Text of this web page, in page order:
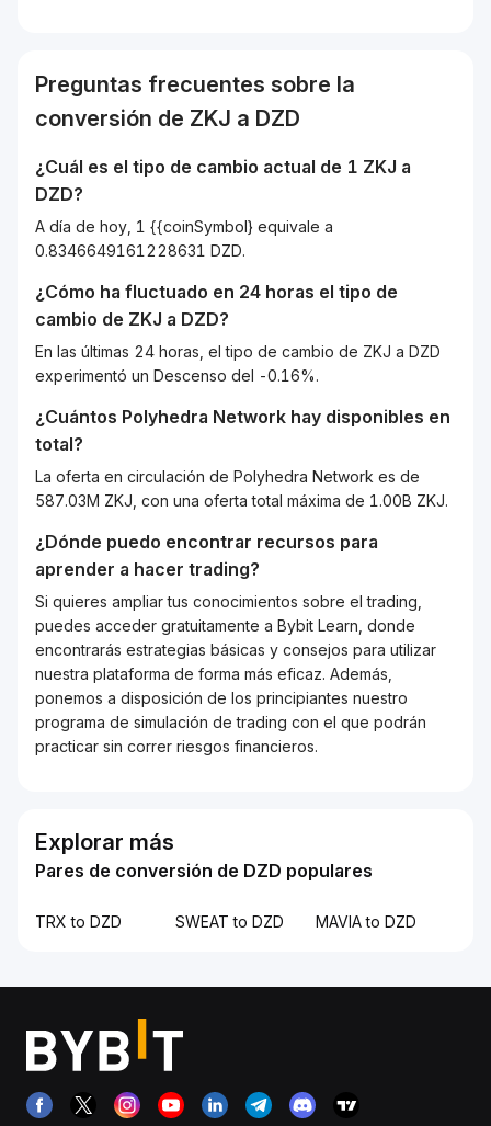
Preguntas frecuentes sobre la
conversión de ZKJ a DZD
¿Cuál es el tipo de cambio actual de 1 ZKJ a
DZD?
A día de hoy, 1 {{coinSymbol} equivale a
0.8346649161228631 DZD.
¿Cómo ha fluctuado en 24 horas el tipo de
cambio de ZKJ a DZD?
En las últimas 24 horas, el tipo de cambio de ZKJ a DZD
experimentó un Descenso del -0.16%.
¿Cuántos Polyhedra Network hay disponibles en
total?
La oferta en circulación de Polyhedra Network es de
587.03M ZKJ, con una oferta total máxima de 1.00B ZKJ.
¿Dónde puedo encontrar recursos para
aprender a hacer trading?
Si quieres ampliar tus conocimientos sobre el trading,
puedes acceder gratuitamente a Bybit Learn, donde
encontrarás estrategias básicas y consejos para utilizar
nuestra plataforma de forma más eficaz. Además,
ponemos a disposición de los principiantes nuestro
programa de simulación de trading con el que podrán
practicar sin correr riesgos financieros.
Explorar más
Pares de conversión de DZD populares
TRX to DZD SWEAT to DZD MAVIA to DZD